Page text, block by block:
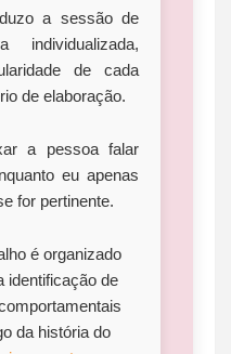
a sessão de
de cada
de elaboração.
a pessoa falar
eu apenas
for pertinente.
é organizado
identificação de
da história do